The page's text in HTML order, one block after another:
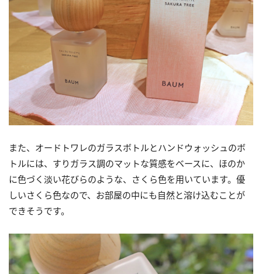
また、オードトワレのガラスボトルとハンドウォッシュのボ
トルには、すりガラス調のマットな質感をベースに、ほのか
に色づく淡い花びらのような、さくら色を用いています。優
しいさくら色なので、お部屋の中にも自然と溶け込むことが
できそうです。